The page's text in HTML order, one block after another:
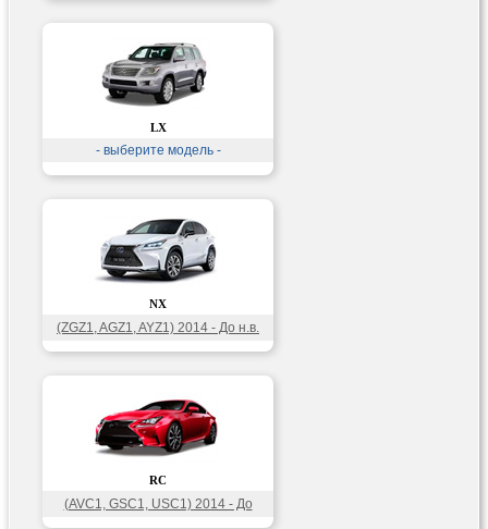
LX
- выберите модель -
NX
(ZGZ1, AGZ1, AYZ1) 2014 - До н.в.
RC
(AVC1, GSC1, USC1) 2014 - До